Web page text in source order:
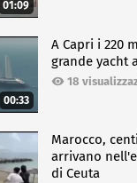
01:09
00:33
A Capri i 220
grande yacht
18
Marocco,
arrivano
di Ceuta